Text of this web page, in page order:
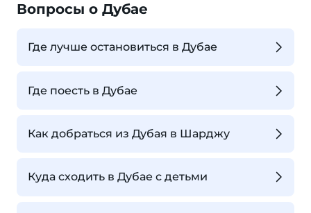
Вопросы о Дубае
Где лучше остановиться в Дубае
Где поесть в Дубае
Как добраться из Дубая в Шарджу
Куда сходить в Дубае с детьми